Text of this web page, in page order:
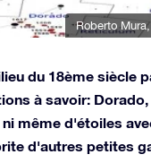
Roberto Mura,
du 18ème siècle
à savoir:
même d'étoiles
d'autres petites